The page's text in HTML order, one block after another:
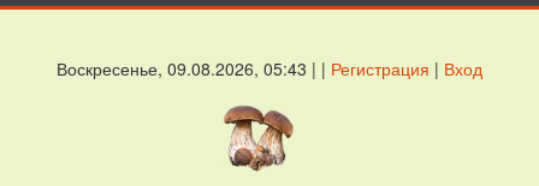
Воскресенье, 09.08.2026, 05:43 | | Регистрация | Вход